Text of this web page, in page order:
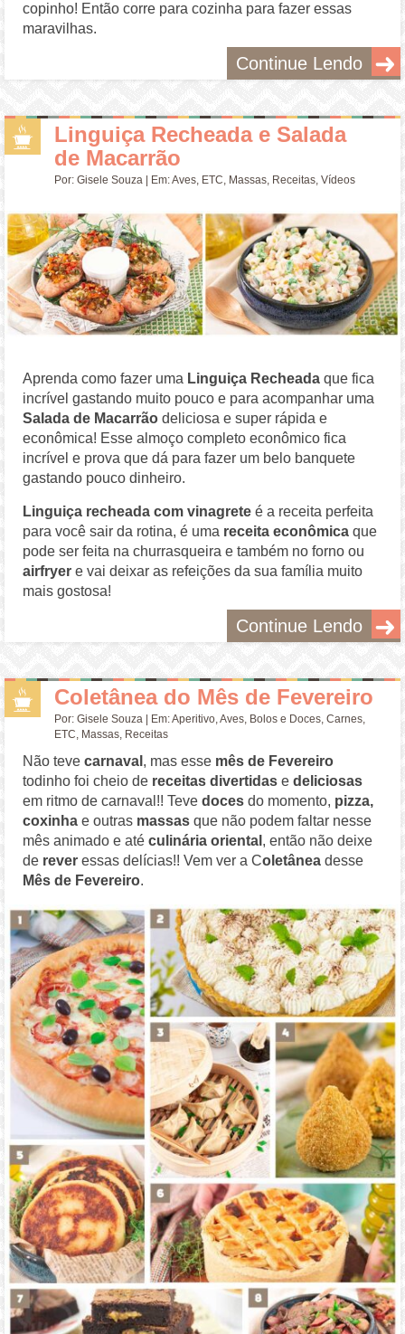
copinho! Então corre para cozinha para fazer essas
maravilhas.
Continue Lendo
Linguiça Recheada e Salada
de Macarrão
Por:Gisele Souza | Em:Aves ETC Massas Receitas ,Vídeos
Aprenda como fazer uma Linguiça Recheada que fica
incrível gastando muito pouco e para acompanhar uma
Salada de Macarrão deliciosa e super rápida e
econômica! Esse almoço completo econômico fica
incrível e prova que dá para fazer um belo banquete
gastando pouco dinheiro.
Linguiça recheada com vinagrete é a receita perfeita
para você sair da rotina, é uma receita econômica que
pode ser feita na churrasqueira e também no forno ou
airfryer e vai deixar as refeições da sua família muito
mais gostosa!
Continue Lendo
Coletânea do Mês de Fevereiro
Por:Gisele Souza | Em:Aperitivo,Aves, Bolos e Doces,Carnes,
ETC, Massas, Receitas
Não tevecarnaval , mas esse mês de Fevereiro
todinho foi cheio de receitas divertidas edeliciosas
em ritmo de carnaval!! Tevedoces do momento, pizza,
coxinha e outras massas que não podem faltar nesse
mês animado e atéculinária oriental , então não deixe
de rever essas delícias!! Vem ver a Coletânea desse
Mês de Fevereiro.